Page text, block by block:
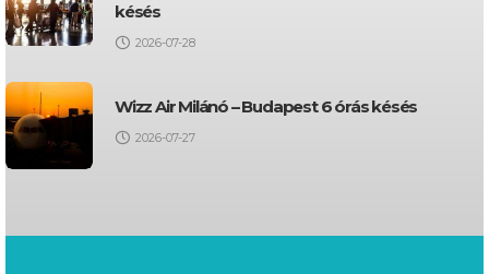
késés
2026-07-28
Wizz Air Milánó – Budapest 6 órás késés
2026-07-27